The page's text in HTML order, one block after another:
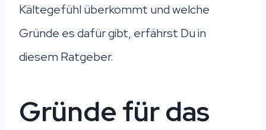
Kältegefühl überkommt und welche
Gründe es dafür gibt, erfährst Du in
diesem Ratgeber.
Gründe für das